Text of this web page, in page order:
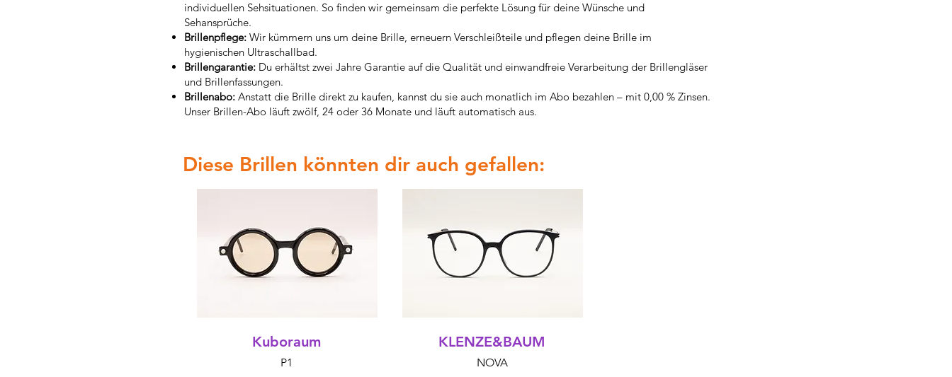
individuellen Sehsituationen. So finden wir gemeinsam die perfekte Lösung für deine Wünsche und
Sehansprüche.
Brillenpflege: Wir kümmern uns um deine Brille, erneuern Verschleißteile und pflegen deine Brille im
hygienischen Ultraschallbad.
Brillengarantie: Du erhältst zwei Jahre Garantie auf die Qualität und einwandfreie Verarbeitung der Brillengläser
und Brillenfassungen.
Brillenabo: Anstatt die Brille direkt zu kaufen, kannst du sie auch monatlich im Abo bezahlen – mit 0,00 % Zinsen.
Unser Brillen-Abo läuft zwölf, 24 oder 36 Monate und läuft automatisch aus.
Diese Brillen könnten dir auch gefallen:
Kuboraum
P1
KLENZE&BAUM
NOVA